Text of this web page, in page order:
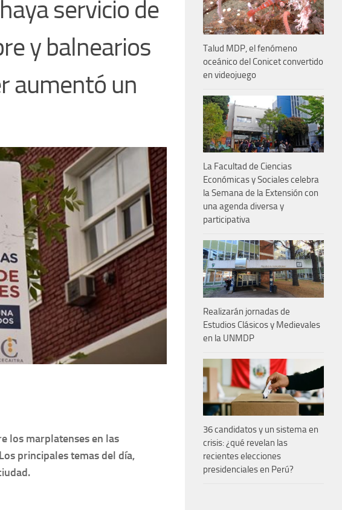
servicio de
y balnearios
aumentó un
los marplatenses en las
principales temas del día,
Talud MDP, el fenómeno
oceánico del Conicet convertido
en videojuego
La Facultad de Ciencias
Económicas y Sociales celebra
la Semana de la Extensión con
una agenda diversa y
participativa
Realizarán jornadas de
Estudios Clásicos y Medievales
en la UNMDP
36 candidatos y un sistema en
crisis: ¿qué revelan las
recientes elecciones
presidenciales en Perú?